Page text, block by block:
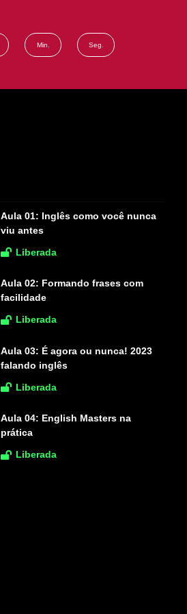
Min. Seg.
Aula 01: Inglês como você nunca
viu antes
Liberada
Aula 02: Formando frases com
facilidade
Liberada
Aula 03: É agora ou nunca! 2023
falando inglês
Liberada
Aula 04: English Masters na
prática
Liberada